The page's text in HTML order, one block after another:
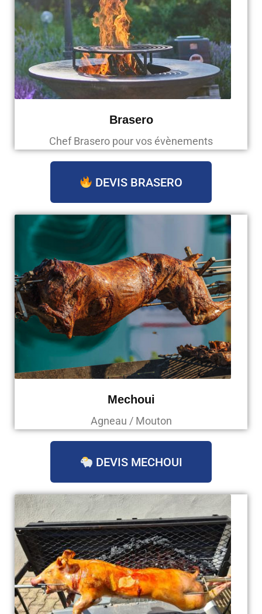
Brasero
Chef Brasero pour vos évènements
DEVIS BRASERO
Mechoui
Agneau / Mouton
DEVIS MECHOUI